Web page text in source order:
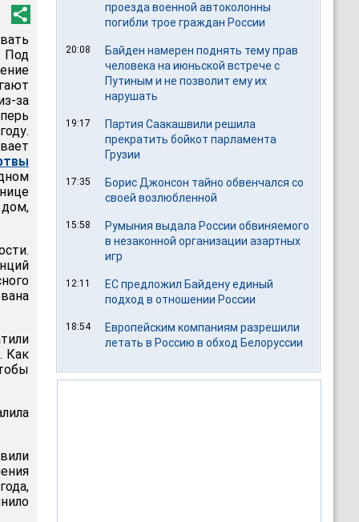
Под
за
дом,
Как
проезда военной автоколонны
погибли трое граждан России
20:08
Байден намерен поднять тему прав
человека на июньской встрече с
Путиным и не позволит ему их
нарушать
19:17
Партия Саакашвили решила
прекратить бойкот парламента
Грузии
17:35
Борис Джонсон тайно обвенчался со
своей возлюбленной
15:58
Румыния выдала России обвиняемого
в незаконной организации азартных
игр
12:11
ЕС предложил Байдену единый
подход в отношении России
18:54
Европейским компаниям разрешили
летать в Россию в обход Белоруссии